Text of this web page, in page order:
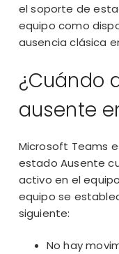
el soporte de
equipo como
ausencia clásica
¿Cuándo
ausente
Microsoft Teams
estado Ausente
activo en el
equipo se
siguiente:
No hay